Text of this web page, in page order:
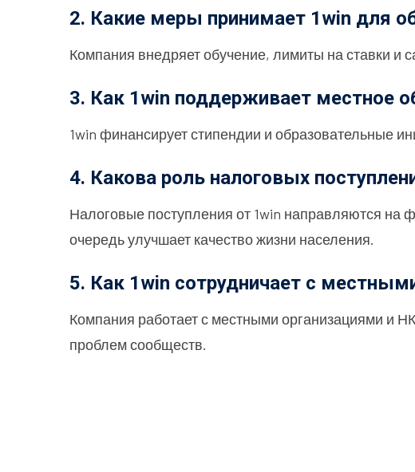
2. Какие меры принимает 1win для
Компания внедряет обучение, лимиты на ставки и
3. Как 1win поддерживает местное
1win финансирует стипендии и образовательные
4. Какова роль налоговых
Налоговые поступления от 1win направляются на
очередь улучшает качество жизни населения.
5. Как 1win сотрудничает с
Компания работает с местными организациями и
проблем сообществ.